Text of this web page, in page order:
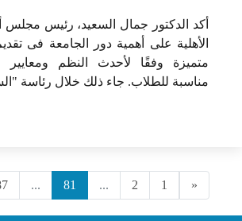
أكد الدكتور جمال السعيد، رئيس مجلس
الأهلية على أهمية دور الجامعة فى
متميزة وفقًا لأحدث النظم ومعايير
مناسبة للطلاب. جاء ذلك خلال رئاسة
«
1
2
...
81
...